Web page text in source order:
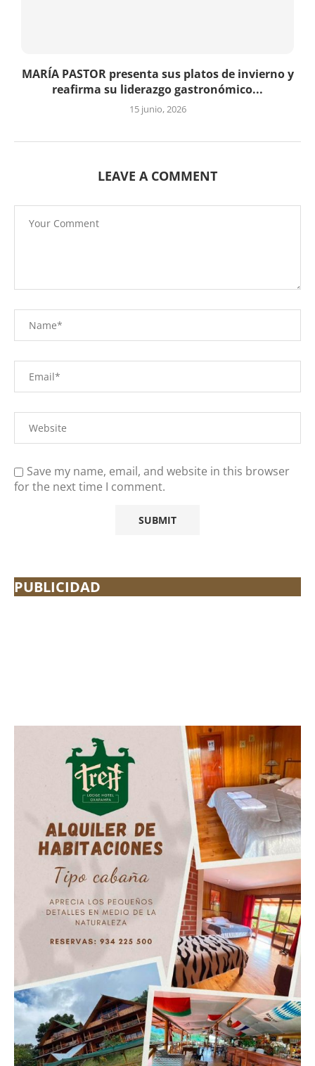
MARÍA PASTOR presenta sus platos de invierno y
reafirma su liderazgo gastronómico...
15 junio, 2026
LEAVE A COMMENT
Save my name, email, and website in this browser
for the next time I comment.
PUBLICIDAD